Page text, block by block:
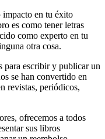
en tu éxito
es como tener letras
como experto en tu
otra cosa.
para escribir y publicar un
se han convertido en
revistas, periódicos,
ofrecemos a todos
sus libros